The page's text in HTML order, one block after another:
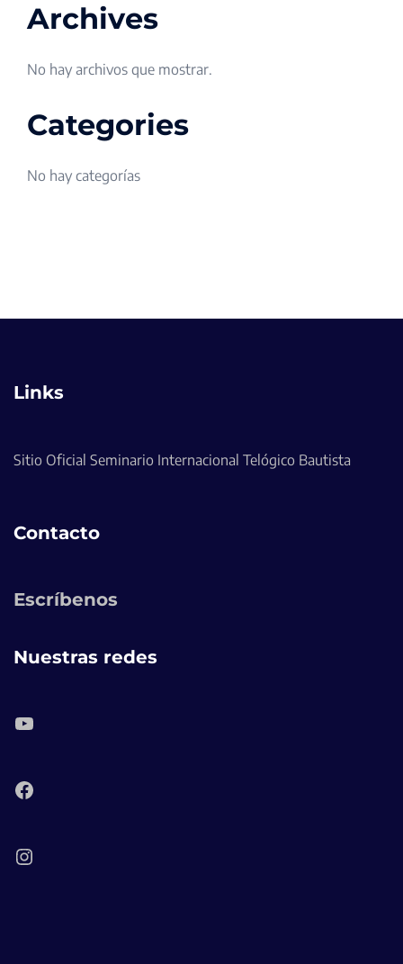
Archives
No hay archivos que mostrar.
Categories
No hay categorías
Links
Sitio Oficial Seminario Internacional Telógico Bautista
Contacto
Escríbenos
Nuestras redes
YouTube
Facebook
Instagram